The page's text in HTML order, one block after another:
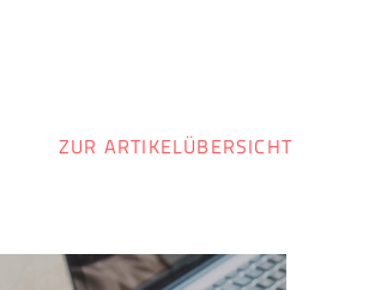
ZUR ARTIKELÜBERSICHT